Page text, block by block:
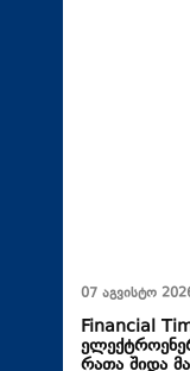
07 აგვისტო
Financial
რათა შიდა